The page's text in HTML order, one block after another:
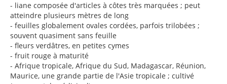
- liane composée d'articles à côtes très marquées ; peut
atteindre plusieurs mètres de long
- feuilles globalement ovales cordées, parfois trilobées ;
souvent quasiment sans feuille
- fleurs verdâtres, en petites cymes
- fruit rouge à maturité
- Afrique tropicale, Afrique du Sud, Madagascar, Réunion,
Maurice, une grande partie de l'Asie tropicale ; cultivé